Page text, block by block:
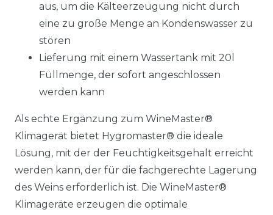
aus, um die Kälteerzeugung nicht durch
eine zu große Menge an Kondenswasser zu
stören
Lieferung mit einem Wassertank mit 20l
Füllmenge, der sofort angeschlossen
werden kann
Als echte Ergänzung zum WineMaster®
Klimagerät bietet Hygromaster® die ideale
Lösung, mit der der Feuchtigkeitsgehalt erreicht
werden kann, der für die fachgerechte Lagerung
des Weins erforderlich ist. Die WineMaster®
Klimageräte erzeugen die optimale